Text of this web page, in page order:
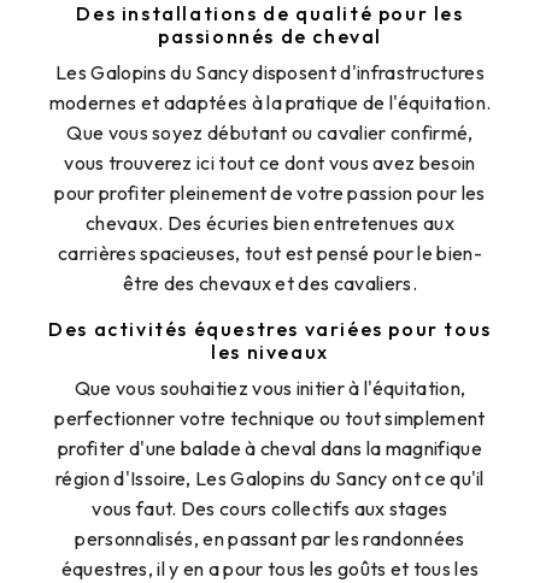
Des installations de qualité pour les
passionnés de cheval
Les Galopins du Sancy disposent d'infrastructures
modernes et adaptées à la pratique de l'équitation.
Que vous soyez débutant ou cavalier confirmé,
vous trouverez ici tout ce dont vous avez besoin
pour profiter pleinement de votre passion pour les
chevaux. Des écuries bien entretenues aux
carrières spacieuses, tout est pensé pour le bien-
être des chevaux et des cavaliers.
Des activités équestres variées pour tous
les niveaux
Que vous souhaitiez vous initier à l'équitation,
perfectionner votre technique ou tout simplement
profiter d'une balade à cheval dans la magnifique
région d'Issoire, Les Galopins du Sancy ont ce qu'il
vous faut. Des cours collectifs aux stages
personnalisés, en passant par les randonnées
équestres, il y en a pour tous les goûts et tous les